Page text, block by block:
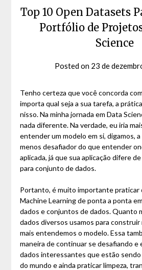
Top 10 Open Datasets
Portfólio de
Science
Posted on 23 de
Tenho certeza que você concorda
importa qual seja a sua tarefa, a
nisso. Na minha jornada em Data
nada diferente. Na verdade, eu iria
entender um modelo em si, digamos,
menos desafiador do que entender
aplicada, já que sua aplicação difere
para conjunto de dados.
Portanto, é muito importante praticar
Machine Learning de ponta a ponta
dados e conjuntos de dados. Quanto
dados diversos usamos para construir
mais entendemos o modelo. Essa
maneira de continuar se desafiando e
dados interessantes que estão
do mundo e ainda praticar limpeza,